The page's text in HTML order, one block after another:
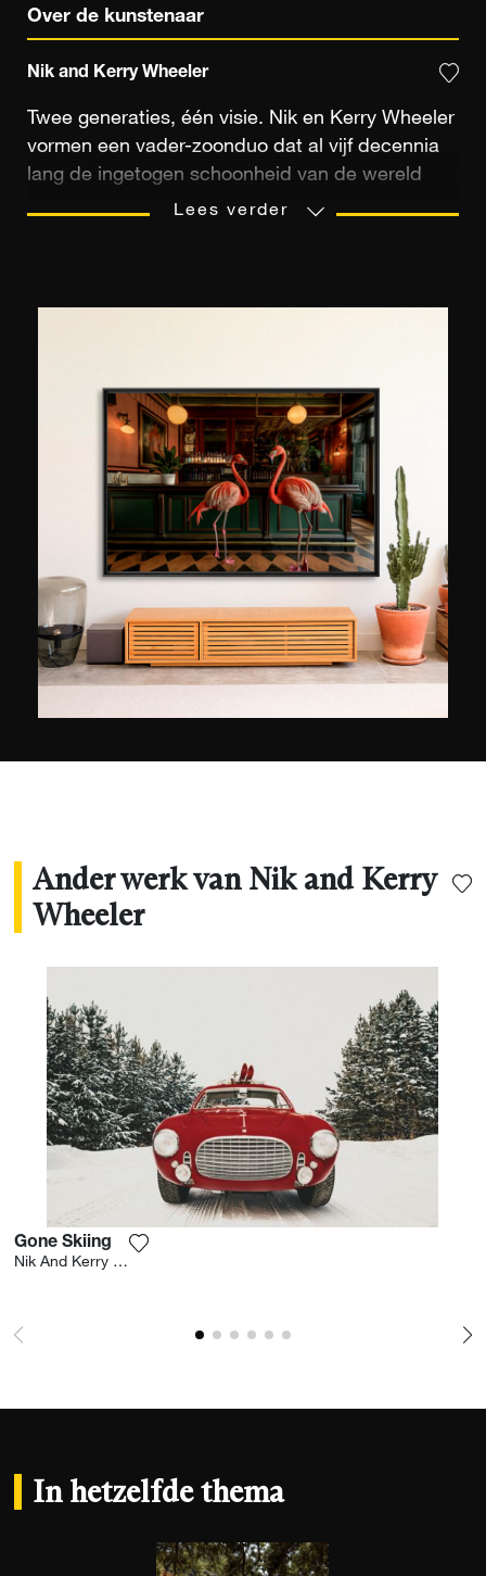
Over de kunstenaar
Nik and Kerry Wheeler
Twee generaties, één visie. Nik en Kerry Wheeler
vormen een vader-zoonduo dat al vijf decennia
lang de ingetogen schoonheid van de wereld
vastlegt met zijn foto's. Niks visie, een
tijdloze kusten. Samen creëren ze een gevoelige
dialoog tussen emotie, licht en elegantie, en
leggen ze de essentie vast van kostbare
momenten die we graag zouden willen uitstellen.
Hun gezamenlijke werk, tentoongesteld in
YellowKorner, viert een levenskunst, tussen
visueel erfgoed en een vernieuwd perspectief.
Lees verder
Ander werk van Nik and Kerry
Wheeler
Gone Skiing
Nik And Kerry Wheeler
In hetzelfde thema